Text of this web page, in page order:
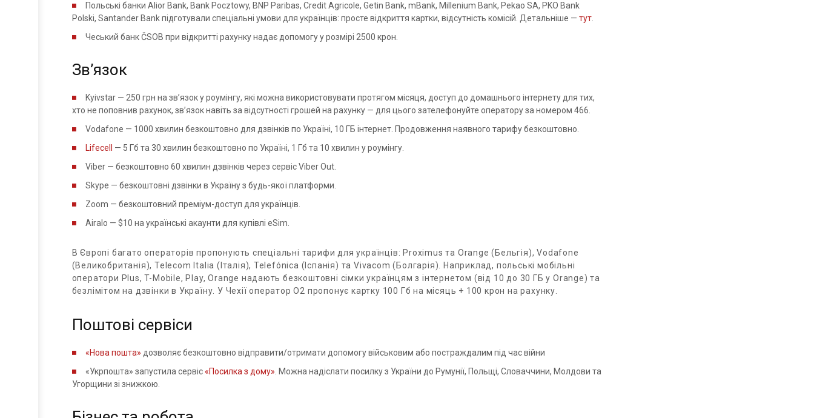
Польські банки Alior Bank, Bank Pocztowy, BNP Paribas, Credit Agricole, Getin Bank, mBank, Millenium Bank, Pekao SA, PKO Bank
Polski, Santander Bank підготували спеціальні умови для українців: просте відкриття картки, відсутність комісій. Детальніше — тут.
Чеський банк ČSOB при відкритті рахунку надає допомогу у розмірі 2500 крон.
Зв’язок
Kyivstar — 250 грн на зв’язок у роумінгу, які можна використовувати протягом місяця, доступ до домашнього інтернету для тих,
хто не поповнив рахунок, зв’язок навіть за відсутності грошей на рахунку — для цього зателефонуйте оператору за номером 466.
Vodafone — 1000 хвилин безкоштовно для дзвінків по Україні, 10 ГБ інтернет. Продовження наявного тарифу безкоштовно.
Lifecell
— 5 Гб та 30 хвилин безкоштовно по Україні, 1 Гб та 10 хвилин у роумінгу.
Viber — безкоштовно 60 хвилин дзвінків через сервіс Viber Out.
Skype — безкоштовні дзвінки в Україну з будь-якої платформи.
Zoom — безкоштовний преміум-доступ для українців.
Airalo — $10 на українські акаунти для купівлі eSim.
В Європі багато операторів пропонують спеціальні тарифи для українців: Proximus та Orange (Бельгія), Vodafone
(Великобританія), Telecom Italia (Італія), Telefónica (Іспанія) та Vivacom (Болгарія). Наприклад, польські мобільні
оператори Plus, T-Mobile, Play, Оrange надають безкоштовні сімки українцям з інтернетом (від 10 до 30 ГБ у Оrange) та
безлімітом на дзвінки в Україну. У Чехії оператор О2 пропонує картку 100 Гб на місяць + 100 крон на рахунку.
Поштові сервіси
«Нова пошта» дозволяє безкоштовно відправити/отримати допомогу військовим або постраждалим під час війни
«Укрпошта» запустила сервіс«Посилка з дому» . Можна надіслати посилку з України до Румунії, Польщі, Словаччини, Молдови та
Угорщини зі знижкою.